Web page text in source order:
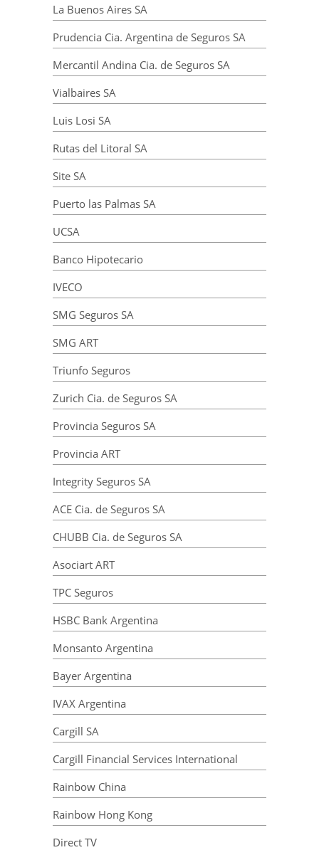
La Buenos Aires SA
Prudencia Cia. Argentina de Seguros SA
Mercantil Andina Cia. de Seguros SA
Vialbaires SA
Luis Losi SA
Rutas del Litoral SA
Site SA
Puerto las Palmas SA
UCSA
Banco Hipotecario
IVECO
SMG Seguros SA
SMG ART
Triunfo Seguros
Zurich Cia. de Seguros SA
Provincia Seguros SA
Provincia ART
Integrity Seguros SA
ACE Cia. de Seguros SA
CHUBB Cia. de Seguros SA
Asociart ART
TPC Seguros
HSBC Bank Argentina
Monsanto Argentina
Bayer Argentina
IVAX Argentina
Cargill SA
Cargill Financial Services International
Rainbow China
Rainbow Hong Kong
Direct TV